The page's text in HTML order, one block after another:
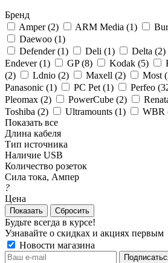
Бренд
Amper (2) ARM Media (1)
Daewoo (1)
Defender (1) Deli (1) Delta (2)
Endever (1) GP (8) Kodak (5)
(2) Ldnio (2) Maxell (2) Most (
Panasonic (1) PC Pet (1) Perfeo (
Pleomax (2) PowerCube (2)
Toshiba (2) Ultramounts (1) WBR
Показать все
Длина кабеля
Тип источника
Наличие USB
Количество розеток
Сила тока, Ампер
?
Цена
Сбросить
Будьте всегда в курсе!
Узнавайте о скидках и акциях первым
Новости магазина